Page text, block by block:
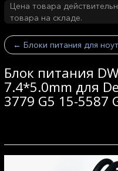
Цена товара
товара на складе.
← Блоки питания для
Блок питания
7.4*5.0mm для
3779 G5 15-5587